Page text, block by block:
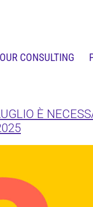
CONSULTING
È